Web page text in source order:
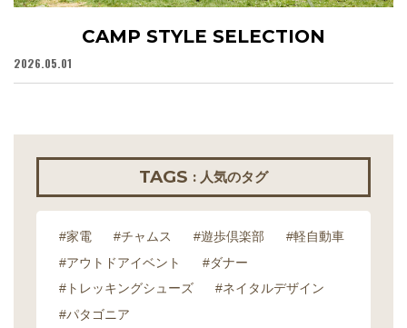
CAMP STYLE SELECTION
2026.05.01
TAGS : 人気のタグ
#家電 #チャムス #遊歩倶楽部
#軽自動車
#アウトドアイベント
#ダナー
#トレッキングシューズ
#ネイタルデザイン
#パタゴニア